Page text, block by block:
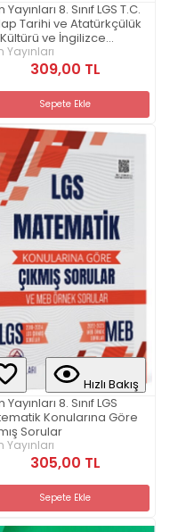
Yayınları 8. Sınıf LGS T.C.
Tarihi ve Atatürkçülük
ve İngilizce
Göre Çıkmış
Yayınları
309,00 TL
Sepete Ekle
Hızlı Bakış
Yayınları 8. Sınıf LGS
Konularına Göre
Sorular
Yayınları
305,00 TL
Sepete Ekle